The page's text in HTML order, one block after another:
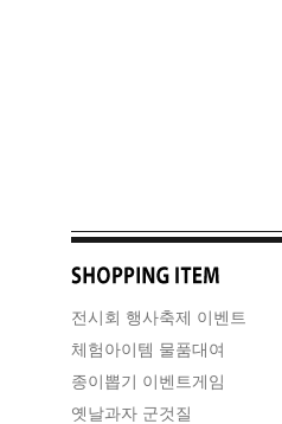
전시회 행사축제 이벤트
체험아이템 물품대여
종이뽑기 이벤트게임
옛날과자 군것질